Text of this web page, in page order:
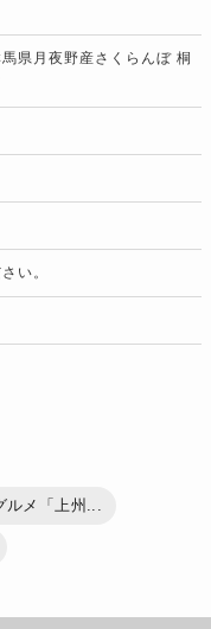
県月夜野産さくらんぼ 桐
い。
メ「上州...